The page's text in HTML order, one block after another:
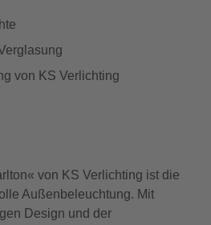
von KS Verlichting
von KS Verlichting ist die
Außenbeleuchtung. Mit
Design und der